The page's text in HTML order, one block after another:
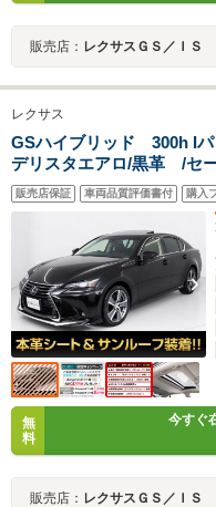
販売店： レクサスＧＳ／ＩＳ 専門店
レクサス
GSハイブリッド 300h I
デリスタエアロ/黒革 /セ
ルーズ/プリクラッシュ/ク
シート/ステアリングヒー
モニター/フルセグ/18イン
販売店保証 車両品質評価書付 購入
無
料
今すぐ
販売店： レクサスＧＳ／ＩＳ 専門店